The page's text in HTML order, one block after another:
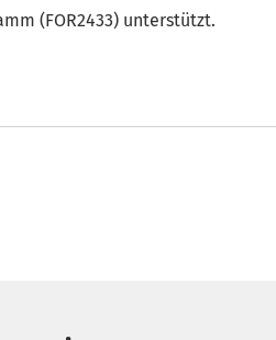
(FOR2433) unterstützt.